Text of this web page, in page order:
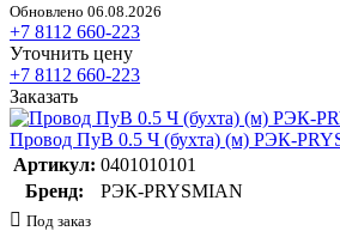
Обновлено 06.08.2026
+7 8112 660-223
Уточнить цену
+7 8112 660-223
Заказать
Провод ПуВ 0.5 Ч (бухта) (м) РЭК-
Артикул: 0401010101
Бренд:
РЭК-PRYSMIAN
Под заказ